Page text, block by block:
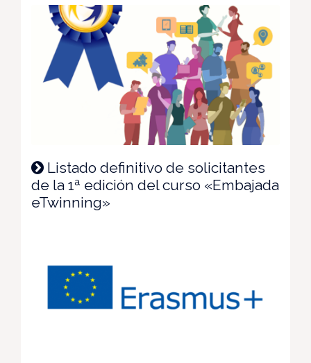
Listado definitivo de solicitantes
de la 1ª edición del curso «Embajada
eTwinning»